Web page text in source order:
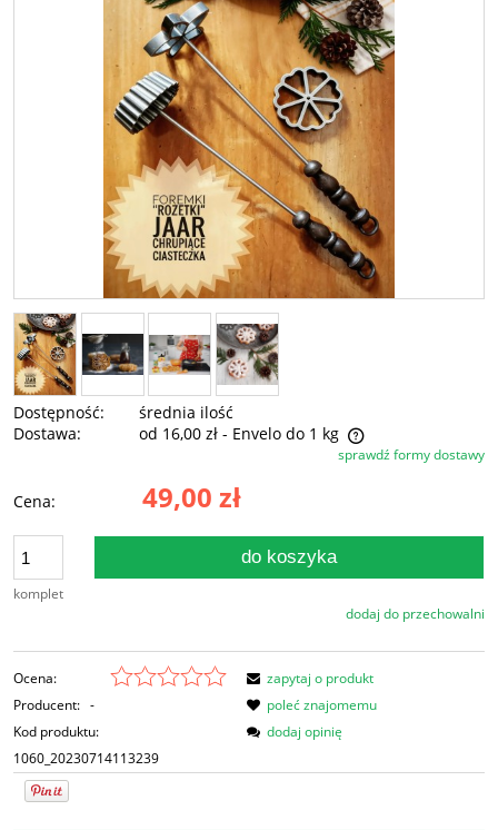
Dostępność:
średnia ilość
Dostawa:
od 16,00 zł - Envelo do 1 kg
Cena nie zawiera ewentualnych kosztów płatnościsprawdź formy dostawy
Cena: 49,00 zł
komplet
do koszyka
dodaj do przechowalni
Ocena:
Producent: -
Kod produktu:
1060_20230714113239
zapytaj o produkt
poleć znajomemu
dodaj opinię